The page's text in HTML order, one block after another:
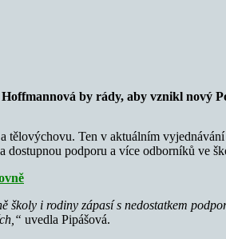
by rády, aby vznikl nový
tělovýchovu. Ten v aktuálním
podporu a více odborníků ve
školy i rodiny zápasí s nedostatkem
uvedla Pipášová.